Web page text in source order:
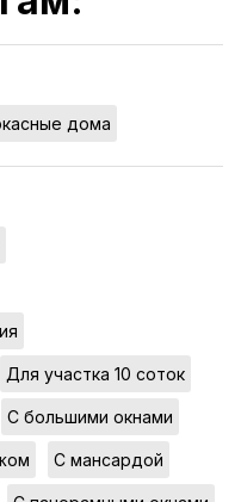
дома
Для участка 10 соток
С большими окнами
С мансардой